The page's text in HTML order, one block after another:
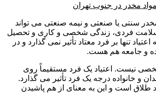
مخدر در جنوب تهران
مخدر سنتی یا صنعتی و نیمه صنعتی می تواند
فردی، زندگی شخصی و کاری و تحصیل
تنها بر فرد معتاد تأثیر نمی گذارد و در
و جامعه هم هست.
نیست. اعتیاد یک فرد مستقیماً روی
و خانواده درجه یک فرد تأثیر می گذارد.
طلاق است و این به معنای از هم پاشیدن